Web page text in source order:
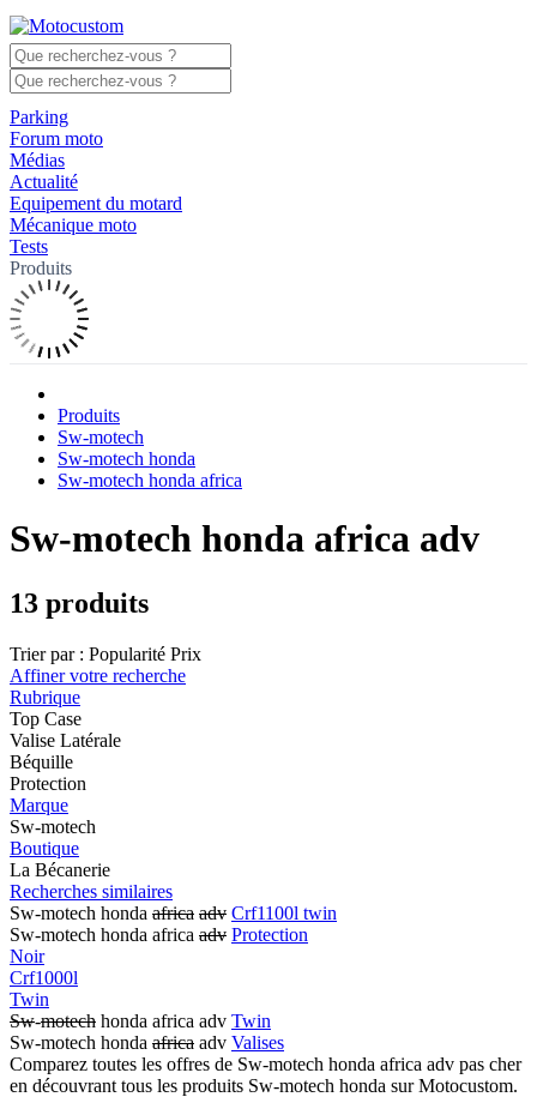
Parking
Forum moto
Médias
Actualité
Equipement du motard
Mécanique moto
Tests
Produits
Produits
Sw-motech
Sw-motech honda
Sw-motech honda africa
Sw-motech honda africa adv
13 produits
Trier par : Popularité Prix
Affiner votre recherche
Rubrique
Top Case
Valise Latérale
Béquille
Protection
Marque
Sw-motech
Boutique
La Bécanerie
Recherches similaires
Sw-motech honda africa adv Crf1100l twin
Sw-motech honda africa adv Protection
Noir
Crf1000l
Twin
Sw-motech honda africa adv Twin
Sw-motech honda africa adv Valises
Comparez toutes les offres de Sw-motech honda africa adv pas cher
en découvrant tous les produits Sw-motech honda sur Motocustom.